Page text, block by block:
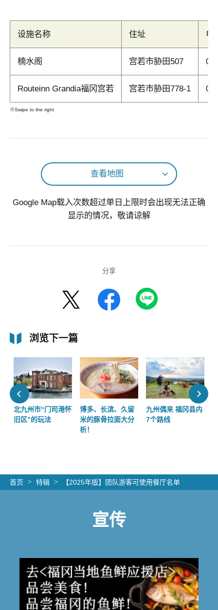
设施名称 住址 电
楠水阁 宫若市胁田507
Routeinn Grandia福冈宫若 宫若市胁田778-1
※Swipe to the right
查看地图
Google Map载入次数超过单日上限时会出现无法正确
显示的情况，敬请谅解
分享
浏览下一篇
北九州市“门司港怀
旧区”的玩法
博多、长滨、久留
米的豚骨拉面大分
析！
九州偶来 福冈县内
7个路线
首页 特辑 【2025年版】团队游客可使用餐厅名单
宣传